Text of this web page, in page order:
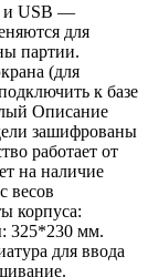
и USB —
для
партии.
(для
к базе
Описание
зашифрованы
работает от
на наличие
весов
корпуса:
325*230 мм.
для ввода